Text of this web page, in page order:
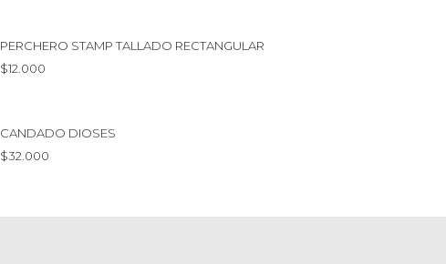
PERCHERO STAMP TALLADO RECTANGULAR
$12.000
CANDADO DIOSES
$32.000